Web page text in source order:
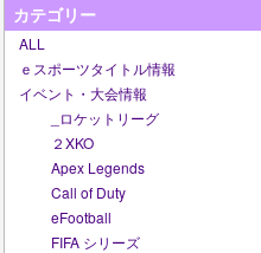
カテゴリー
ALL
ｅスポーツタイトル情報
イベント・大会情報
_ロケットリーグ
２XKO
Apex Legends
Call of Duty
eFootball
FIFA シリーズ